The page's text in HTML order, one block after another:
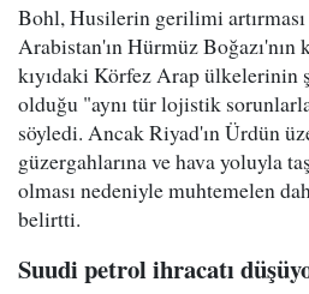
Bohl, Husilerin gerilimi
Arabistan'ın Hürmüz Boğazı'nın
kıyıdaki Körfez Arap ülkelerinin
olduğu "aynı tür lojistik
söyledi. Ancak Riyad'ın Ürdün
güzergahlarına ve hava yoluyla
olması nedeniyle muhtemelen
belirtti.
Suudi petrol ihracatı